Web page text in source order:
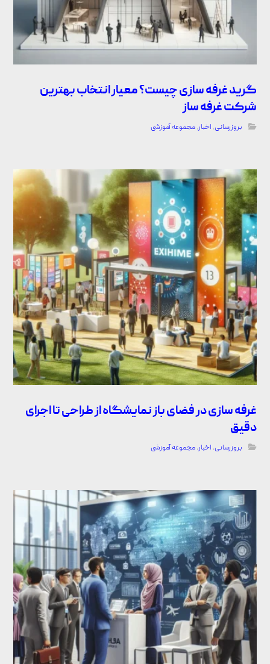
گرید غرفه سازی چیست؟ معیار انتخاب بهترین
شرکت غرفه ساز
بروزرسانی, اخبار,مجموعه آموزشی
غرفه سازی در فضای باز نمایشگاه از طراحی تا اجرای
دقیق
بروزرسانی, اخبار,مجموعه آموزشی